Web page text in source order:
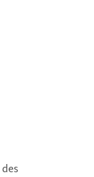
des